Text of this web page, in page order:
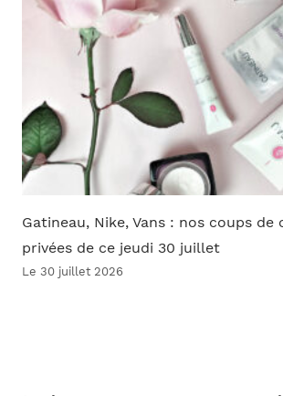
Gatineau, Nike, Vans : nos coups de
privées de ce jeudi 30 juillet
Le 30 juillet 2026